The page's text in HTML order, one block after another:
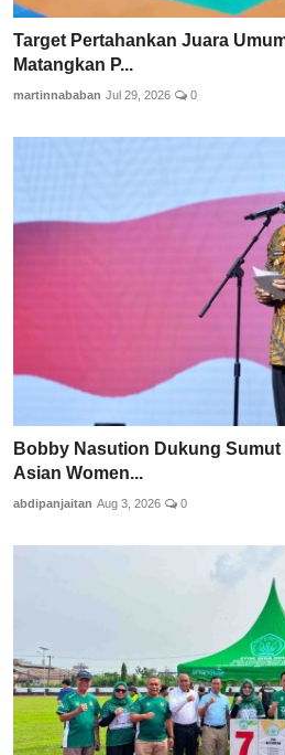
Target Pertahankan Juara
Matangkan P...
martinnababan Jul 29, 2026 0
Bobby Nasution Dukung Sumut
Asian Women...
abdipanjaitan Aug 3, 2026 0